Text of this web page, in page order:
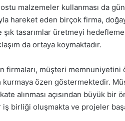
malzemeler kullanması da
hareket eden birçok firma,
şık tasarımlar üretmeyi
da ortaya koymaktadır.
firmaları, müşteri
kurmaya özen göstermektedir.
alınması açısından büyük bir
iş birliği oluşmakta ve projeler